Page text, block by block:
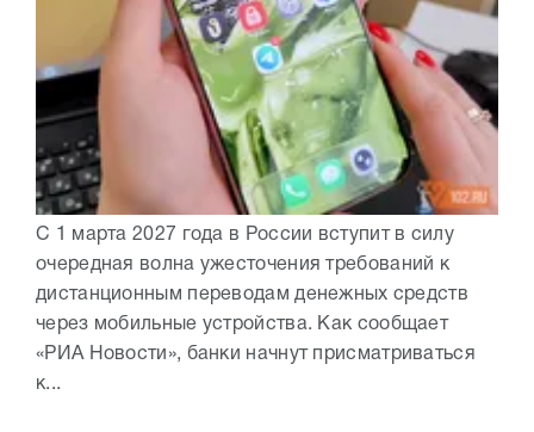
С 1 марта 2027 года в России вступит в силу
очередная волна ужесточения требований к
дистанционным переводам денежных средств
через мобильные устройства. Как сообщает
«РИА Новости», банки начнут присматриваться
к...